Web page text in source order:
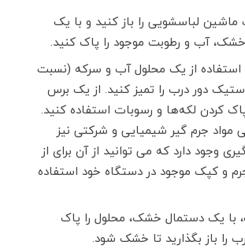
ماشین لباسشویی را باز کنید و با یک
آب و رطوبت موجود را پاک کنید.
از یک محلول آب و سرکه (نسبت
لاستیک دور درب را تمیز کنید. از یک برس
پاک کردن لکه‌ها و رسوبات استفاده کنید.
مواد جرم گیر شیمیایی و شرکتی نیز
وجود دارد که می توانید از آن برای از
و کپک موجود در دستگاه خود استفاده
با یک دستمال خشک، محلول را پاک
را باز بگذارید تا خشک شود.